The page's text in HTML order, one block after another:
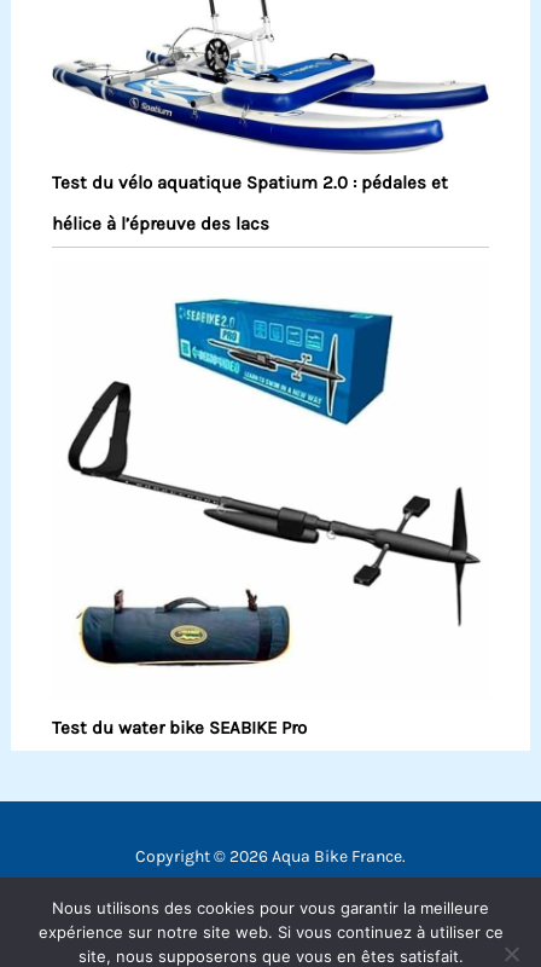
Test du vélo aquatique Spatium 2.0 : pédales et
hélice à l’épreuve des lacs
Test du water bike SEABIKE Pro
Copyright © 2026 Aqua Bike France.
Contact
Mentions légales
Nous utilisons des cookies pour vous garantir la meilleure
expérience sur notre site web. Si vous continuez à utiliser ce
site, nous supposerons que vous en êtes satisfait.